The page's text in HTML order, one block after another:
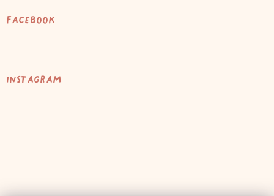
Facebook
Instagram